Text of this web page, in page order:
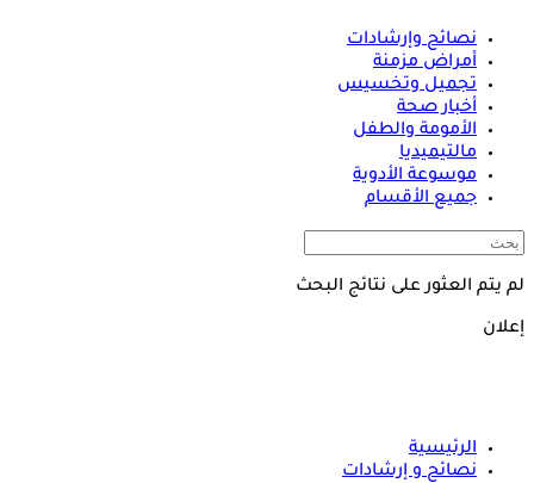
نصائح وإرشادات
أمراض مزمنة
تجميل وتخسيس
أخبار صحة
الأمومة والطفل
مالتيميديا
موسوعة الأدوية
جميع الأقسام
لم يتم العثور على نتائج البحث
إعلان
الرئيسية
نصائح و إرشادات